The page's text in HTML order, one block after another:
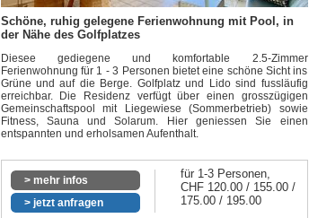
Schöne, ruhig gelegene Ferienwohnung mit Pool, in
der Nähe des Golfplatzes
Diesee gediegene und komfortable 2.5-Zimmer
Ferienwohnung für 1 - 3 Personen bietet eine schöne Sicht ins
Grüne und auf die Berge. Golfplatz und Lido sind fussläufig
erreichbar. Die Residenz verfügt über einen grosszügigen
Gemeinschaftspool mit Liegewiese (Sommerbetrieb) sowie
Fitness, Sauna und Solarum. Hier geniessen Sie einen
entspannten und erholsamen Aufenthalt.
> mehr infos
> jetzt anfragen
für 1-3 Personen,
CHF 120.00 / 155.00 /
175.00 / 195.00